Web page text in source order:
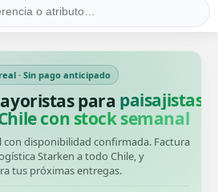
· Sin pago anticipado
para paisajistas
con stock semanal
disponibilidad confirmada. Factura
Starken a todo Chile, y
tus próximas entregas.